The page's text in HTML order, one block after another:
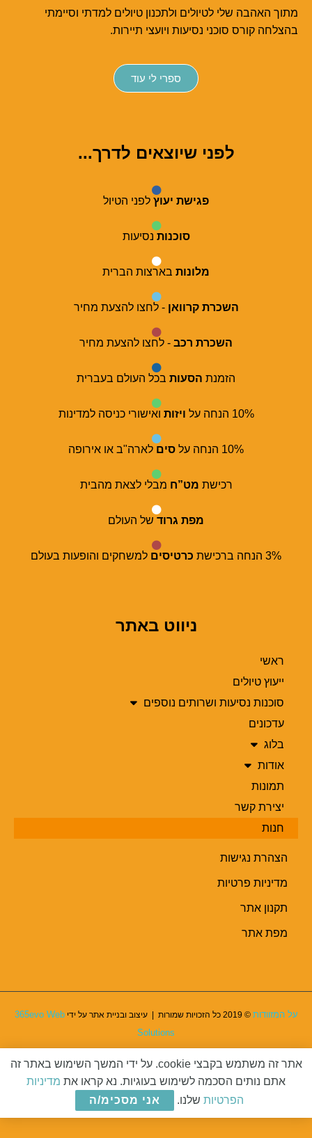
מתוך האהבה שלי לטיולים ולתכנון טיולים למדתי וסיימתי
בהצלחה קורס סוכני נסיעות ויועצי תיירות.
ספרי לי עוד
לפני שיוצאים לדרך...
פגישת יעוץ לפני הטיול
סוכנות נסיעות
מלונות בארצות הברית
השכרת קרוואן - לחצו להצעת מחיר
השכרת רכב - לחצו להצעת מחיר
הזמנת הסעות בכל העולם בעברית
10% הנחה על ויזות ואישורי כניסה למדינות
10% הנחה על סים לארה"ב או אירופה
רכישת מט”ח מבלי לצאת מהבית
מפת גרוד של העולם
3% הנחה ברכישת כרטיסים למשחקים והופעות בעולם
ניווט באתר
ראשי
ייעוץ טיולים
סוכנות נסיעות ושרותים נוספים
עדכונים
בלוג
אודות
תמונות
יצירת קשר
חנות
הצהרת נגישות
מדיניות פרטיות
תקנון אתר
מפת אתר
על המזוודות © 2019 כל הזכויות שמורות | עיצוב ובניית אתר על ידי
365evo Web
Solutions
חלק מהקישורים באתר מספקים תגמול ע"י צד ג'.
אין הנהלת האתר אחראית לטיב המוצרים או השרותים. באחריות הגולשים לוודא
לפני הרכישה שהמוצר/שרות אכן מתאים.
אתר זה משתמש בקבצי cookie. על ידי המשך השימוש באתר זה
אתם נותים הסכמה לשימוש בעוגיות. נא קראו את מדיניות
הפרטיות שלנו. אני מסכימ/ה